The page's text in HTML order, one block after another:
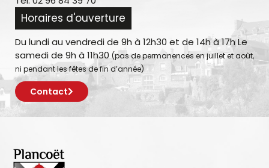
Horaires d'ouverture
Du lundi au vendredi de 9h à 12h30 et de 14h à 17h Le
samedi de 9h à 11h30 (pas de permanences en juillet et août,
ni pendant les fêtes de fin d’année)
Contact